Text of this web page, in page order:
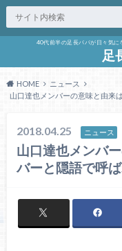
40代前半の足長パパが日々気に
足
HOME
ニュース
山口達也メンバーの意味と由来
2018.04.25 ニュース
山口達也メンバ
バーと隠語で呼